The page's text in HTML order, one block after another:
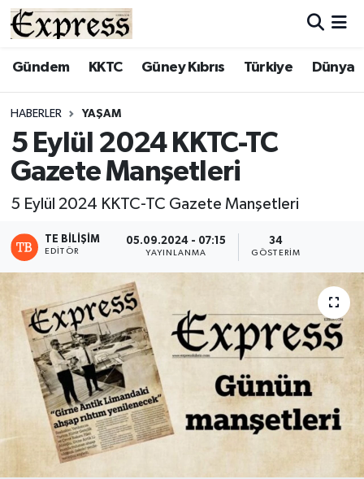
Gündem KKTC Güney Kıbrıs Türkiye Dünya
HABERLER YAŞAM
5 Eylül 2024 KKTC-TC
Gazete Manşetleri
5 Eylül 2024 KKTC-TC Gazete Manşetleri
TE BILIŞIM
EDITÖR
05.09.2024 - 07:15
YAYINLANMA
34
GÖSTERIM
ALAYKÖY
BİLİM
EKONOMİ
ENGLISH
ESENTEPE
GAZİMAĞUSA
GİRNE
Hava Durumu
Süper Lig Puan Durumu ve Fikstür